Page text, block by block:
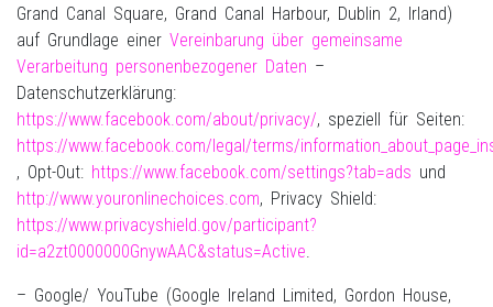
Grand Canal Square, Grand Canal Harbour, Dublin 2, Irland)
auf Grundlage einer Vereinbarung über gemeinsame
Verarbeitung personenbezogener Daten –
Datenschutzerklärung:
https://www.facebook.com/about/privacy/, speziell für Seiten:
https://www.facebook.com/legal/terms/
, Opt-Out: https://www.facebook.com/settings?tab=ads und
http://www.youronlinechoices.com, Privacy Shield:
https://www.privacyshield.gov/participant?
id=a2zt0000000GnywAAC&status=Active.
– Google/ YouTube (Google Ireland Limited, Gordon House,